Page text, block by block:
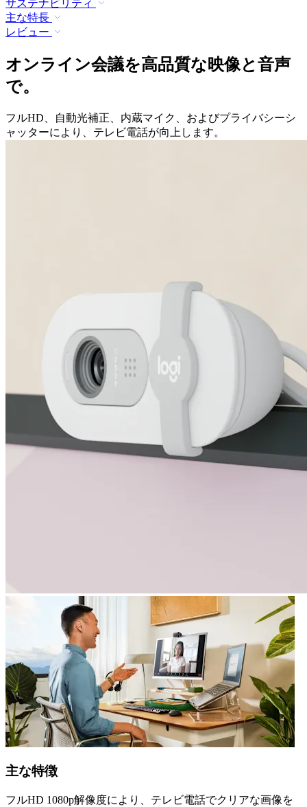
サステナビリティ
主な特長
レビュー
オンライン会議を高品質な映像と音声
で。
フルHD、自動光補正、内蔵マイク、およびプライバシーシ
ャッターにより、テレビ電話が向上します。
主な特徴
フルHD 1080p解像度により、テレビ電話でクリアな画像を